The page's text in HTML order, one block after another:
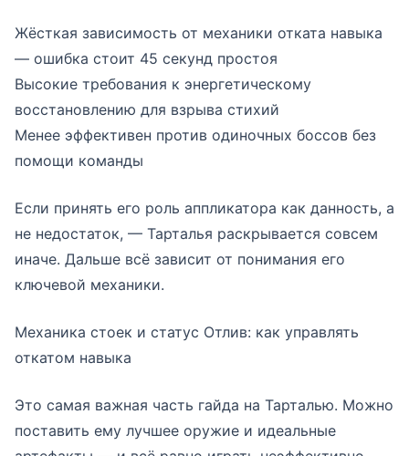
Жёсткая зависимость от механики отката навыка
— ошибка стоит 45 секунд простоя
Высокие требования к энергетическому
восстановлению для взрыва стихий
Менее эффективен против одиночных боссов без
помощи команды
Если принять его роль аппликатора как данность, а
не недостаток, — Тарталья раскрывается совсем
иначе. Дальше всё зависит от понимания его
ключевой механики.
Механика стоек и статус Отлив: как управлять
откатом навыка
Это самая важная часть гайда на Тарталью. Можно
поставить ему лучшее оружие и идеальные